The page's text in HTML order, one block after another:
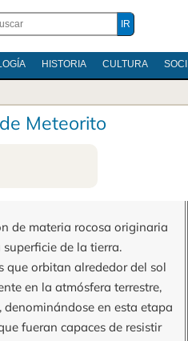
HISTORIA CULTURA
Meteorito
de materia rocosa originaria
de la tierra.
que orbitan alrededor del sol
en la atmósfera terrestre,
denominándose en esta etapa
fueran capaces de resistir